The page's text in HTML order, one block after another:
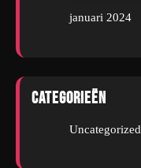
januari 2024
Categorieën
Uncategorized